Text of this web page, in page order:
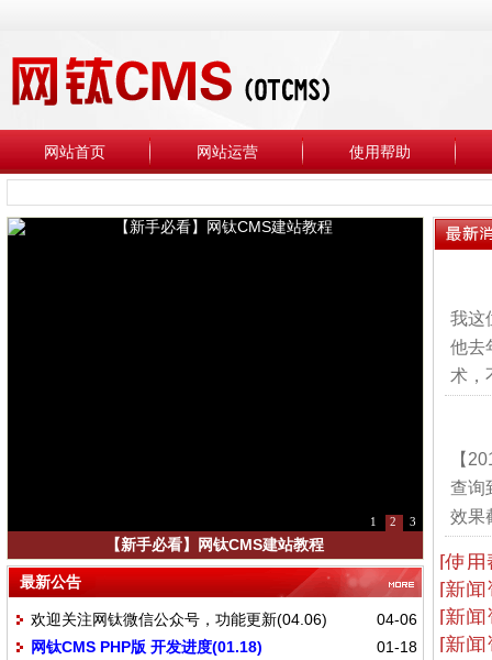
网站首页 网站运营 使用帮助
1 2 3
【新手必看】网钛CMS建站教程
最新公告
04-06
欢迎关注网钛微信公众号，功能更新(04.06)
01-18
网钛CMS PHP版 开发进度(01.18)
我这
他去
术，
【
查询
效果
[使
[新
[新
[新